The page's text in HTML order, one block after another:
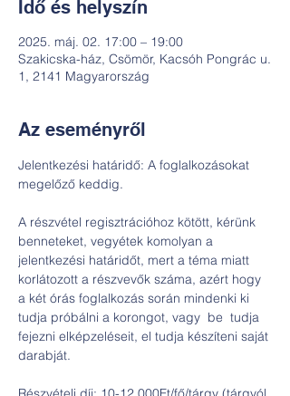
Idő és helyszín
2025. máj. 02. 17:00 – 19:00
Szakicska-ház, Csömör, Kacsóh Pongrác u.
1, 2141 Magyarország
Az eseményről
Jelentkezési határidő: A foglalkozásokat
megelőző keddig.
A részvétel regisztrációhoz kötött, kérünk
benneteket, vegyétek komolyan a
jelentkezési határidőt, mert a téma miatt
korlátozott a részvevők száma, azért hogy
a két órás foglalkozás során mindenki ki
tudja próbálni a korongot, vagy  be  tudja
fejezni elképzeléseit, el tudja készíteni saját
darabját.